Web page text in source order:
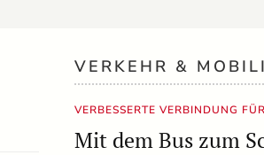
VERKEHR &
VERBESSERTE VERBINDUNG
Mit dem Bus zum